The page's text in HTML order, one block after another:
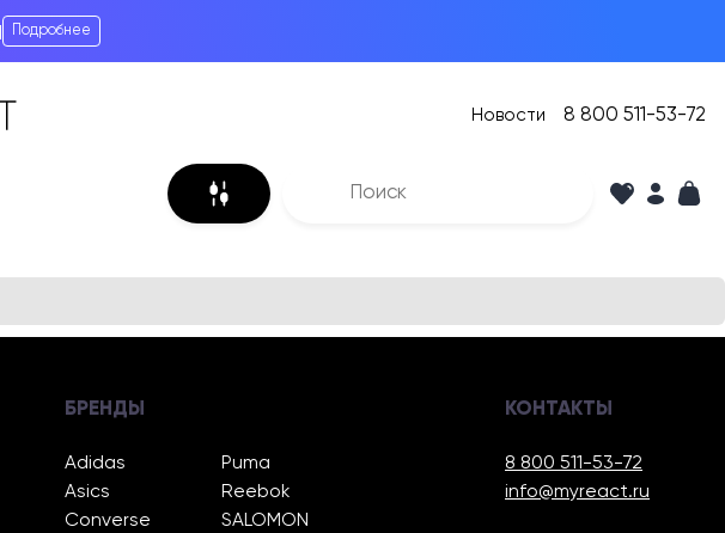
Подробнее
Новости 8 800 511-53-72
БРЕНДЫ
Adidas
Asics
Converse
Puma
Reebok
SALOMON
КОНТАКТЫ
8 800 511-53-72
info@myreact.ru